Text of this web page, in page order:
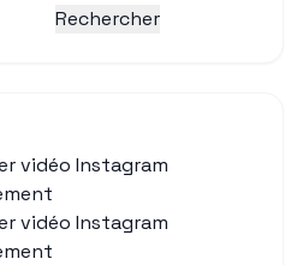
Rechercher
vidéo Instagram
vidéo Instagram